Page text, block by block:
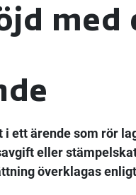
med
ett ärende som rör
eller
överklagas